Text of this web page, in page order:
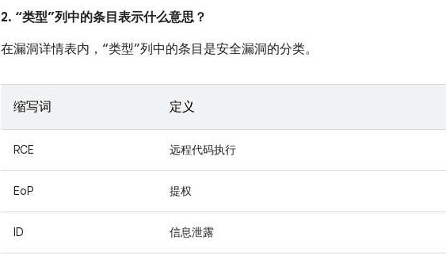
2. “类型”列中的条目表示什么意思？
在漏洞详情表内，“类型”列中的条目是安全漏洞的分类。
缩写词 定义
RCE 远程代码执行
EoP 提权
ID 信息泄露